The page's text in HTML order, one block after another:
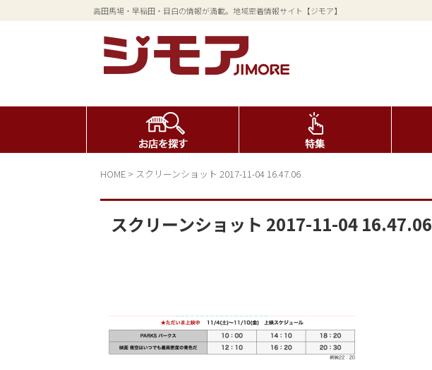
高田馬場・早稲田・目白の情報が満載。地域密着情報サイト【ジモア】
HOME > スクリーンショット 2017-11-04 16.47.06
スクリーンショット 2017-11-04 16.47.06